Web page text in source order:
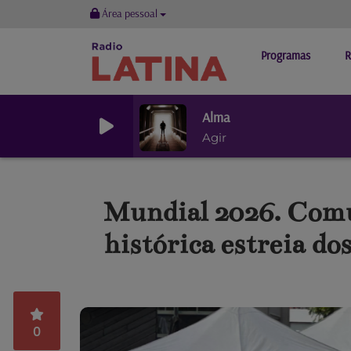
Área pessoal
Programas
Alma
Agir
Mundial 2026.
histórica estreia
0